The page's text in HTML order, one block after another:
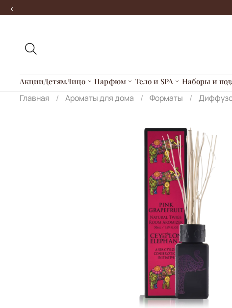
‹
АкцииДетямЛицо Парфюм Тело и SPA Наборы и
Главная Ароматы для дома Форматы